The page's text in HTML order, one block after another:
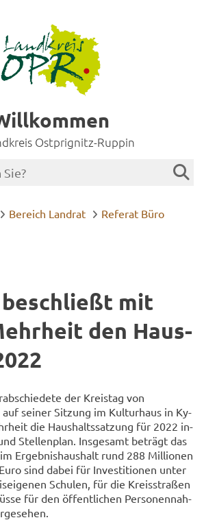
Ostprignitz-Ruppin
Bereich Landrat
Referat Büro
mit
den Haus­
der Kreis­tag von
sei­ner Sit­zung im Kul­tur­haus in Ky­
die Haus­halts­sat­zung für 2022 in­
Stel­len­plan. Ins­ge­samt be­trägt das
Er­geb­nis­haus­halt rund 288 Mil­lio­nen
sind dabei für In­ves­ti­tio­nen unter
Schu­len, für die Kreis­stra­ßen
für den öf­fent­li­chen Per­so­nen­nah­